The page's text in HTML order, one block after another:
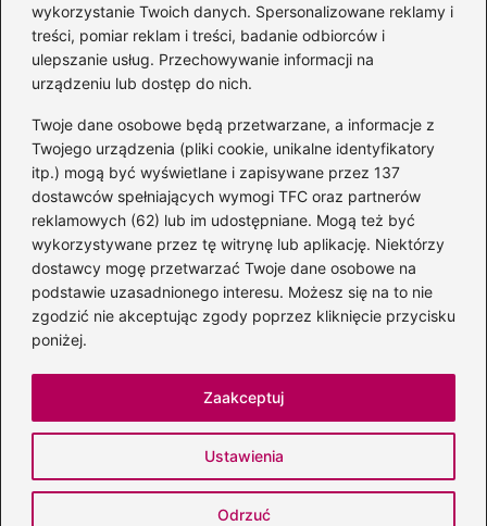
wykorzystanie Twoich danych. Spersonalizowane reklamy i
treści, pomiar reklam i treści, badanie odbiorców i
ulepszanie usług. Przechowywanie informacji na
urządzeniu lub dostęp do nich.
Twoje dane osobowe będą przetwarzane, a informacje z
Twojego urządzenia (pliki cookie, unikalne identyfikatory
itp.) mogą być wyświetlane i zapisywane przez 137
dostawców spełniających wymogi TFC oraz partnerów
reklamowych (62) lub im udostępniane. Mogą też być
wykorzystywane przez tę witrynę lub aplikację. Niektórzy
dostawcy mogę przetwarzać Twoje dane osobowe na
podstawie uzasadnionego interesu. Możesz się na to nie
zgodzić nie akceptując zgody poprzez kliknięcie przycisku
poniżej.
Ustawienia
Odrzuć
Zaakceptuj
Kategorie
Albumy(8)
Artyści
Edukacja muzyczna(89)
Instrumenty(39)
Kultura(47)
Muzyka(207)
Radio(1)
Śpiew(6)
Sprzęt audio(11)
Copyright © 2026 dobrastacja.pl
Polityka prywatności
Kontakt